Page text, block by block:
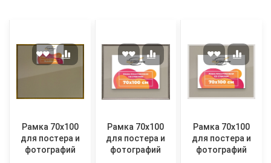
Рамка 70x100
для постера и
фотографий
Рамка 70x100
для постера и
фотографий
Рамка 70x100
для постера и
фотографий